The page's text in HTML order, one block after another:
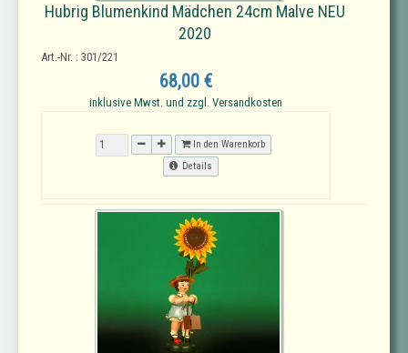
Hubrig Blumenkind Mädchen 24cm Malve NEU
2020
Art.-Nr. : 301/221
68,00 €
inklusive Mwst. und zzgl. Versandkosten
In den Warenkorb
Details